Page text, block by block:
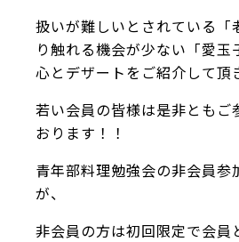
扱いが難しいとされている「
り触れる機会が少ない「愛玉
心とデザートをご紹介して頂
若い会員の皆様は是非ともご
おります！！
青年部料理勉強会の非会員参
が、
非会員の方は初回限定で会員